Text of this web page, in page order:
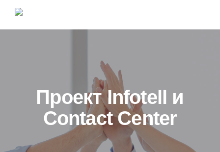
Проект Infotell и
Contact Center